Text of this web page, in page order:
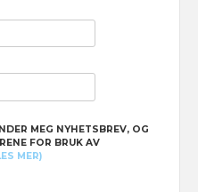
en bedre kjøpsopplevelse og vi kan
til å lagre
i handlekurven din. Fortsett å
dette.Les merellerendre innstillinger
MEG NYHETSBREV, OG
FOR BRUK AV
MER)